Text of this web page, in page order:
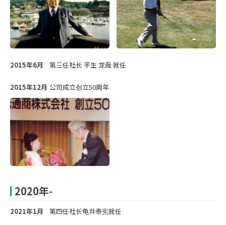
2015年6月 第三任社长 芋生 龙哉 就任
2015年12月 公司成立创立50周年
2020年-
2021年1月 第四任社长龟井泰宪就任